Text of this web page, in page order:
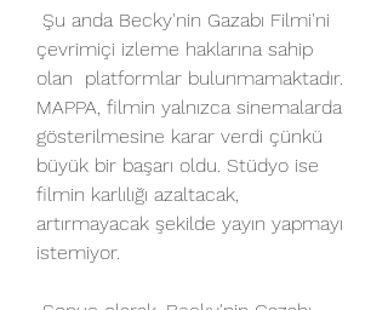
çevrimiçi izleme haklarına sahip
olan  platformlar bulunmamaktadır.
MAPPA, filmin yalnızca sinemalarda
gösterilmesine karar verdi çünkü
büyük bir başarı oldu. Stüdyo ise
filmin karlılığı azaltacak,
artırmayacak şekilde yayın yapmayı
istemiyor.